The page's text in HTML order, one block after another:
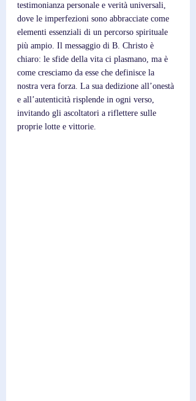
testimonianza personale e verità universali,
dove le imperfezioni sono abbracciate come
elementi essenziali di un percorso spirituale
più ampio. Il messaggio di B. Christo è
chiaro: le sfide della vita ci plasmano, ma è
come cresciamo da esse che definisce la
nostra vera forza. La sua dedizione all’onestà
e all’autenticità risplende in ogni verso,
invitando gli ascoltatori a riflettere sulle
proprie lotte e vittorie.